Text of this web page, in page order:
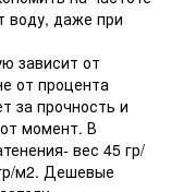
воду, даже при
зависит от
от процента
за прочность и
момент. В
вес 45 гр/
м2. Дешевые